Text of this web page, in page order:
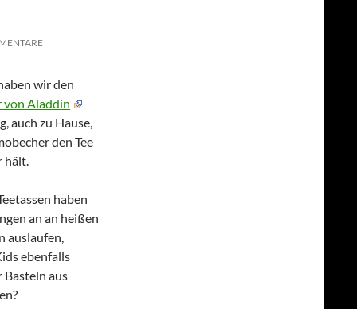
wir den
von Aladdin
auch zu Hause,
den Tee
hält.
haben
an an heißen
auslaufen,
ebenfalls
Basteln aus